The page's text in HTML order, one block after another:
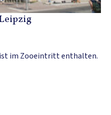
im Zooeintritt enthalten.